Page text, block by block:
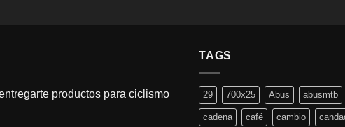
productos para ciclismo
TAGS
29 700x25 Abus abusmtb
cadena café cambio